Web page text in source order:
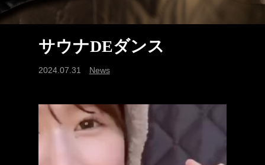
サウナDEダンス
2024.07.31 News